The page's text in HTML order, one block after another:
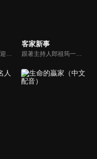
廣受海內外觀眾歡迎的真情部落格，是以見證故事為主軸的訪談節目，由知名主播夏嘉璐主持，莊信德牧師、黃國倫牧師回應，來賓在節目中自在的暢談自己的生命歷程，這些最真實的生命見證也幫助許多人走出低谷。
客家新事
跟著主持人郎祖筠一起關心客家事，體驗客家文化之美，透過見證分享一同經歷上帝的恩典。